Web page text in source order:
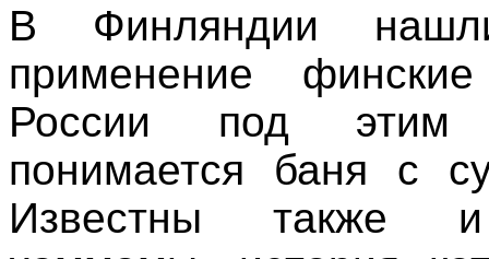
В Финляндии
применение
России под этим
понимается баня с
Известны также и